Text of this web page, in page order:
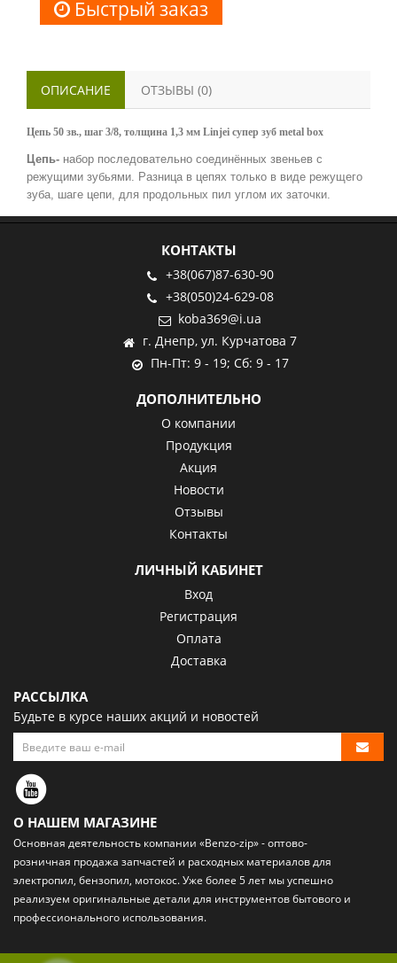
Быстрый заказ
ОПИСАНИЕ ОТЗЫВЫ (0)
Цепь 50 зв., шаг 3/8, толщина 1,3 мм Linjei супер зуб metal box
Цепь- набор последовательно соединённых звеньев с
режущими зубьями. Разница в цепях только в виде режущего
зуба, шаге цепи, для продольных пил углом их заточки.
КОНТАКТЫ
+38(067)87-630-90
+38(050)24-629-08
koba369@i.ua
г. Днепр, ул. Курчатова 7
Пн-Пт: 9 - 19; Сб: 9 - 17
ДОПОЛНИТЕЛЬНО
О компании
Продукция
Акция
Новости
Отзывы
Контакты
ЛИЧНЫЙ КАБИНЕТ
Вход
Регистрация
Оплата
Доставка
РАССЫЛКА
Будьте в курсе наших акций и новостей
О НАШЕМ МАГАЗИНЕ
Основная деятельность компании «Benzo-zip» - оптово-
розничная продажа запчастей и расходных материаловдля
электропил, бензопил, мотокос. Уже более 5 лет мы успешно
реализуем оригинальные детали для инструментов бытового и
профессионального использования.